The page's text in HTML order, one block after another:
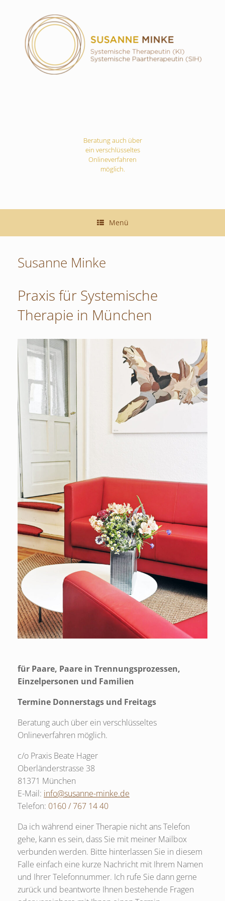
Beratung auch über
ein verschlüsseltes
Onlineverfahren
möglich.
Menü
Susanne Minke
Praxis für Systemische
Therapie in München
für Paare, Paare in Trennungsprozessen,
Einzelpersonen und Familien
Termine Donnerstags und Freitags
Beratung auch über ein verschlüsseltes
Onlineverfahren möglich.
c/o Praxis Beate Hager
Oberländerstrasse 38
81371 München
E-Mail: info@susanne-minke.de
Telefon: 0160 / 767 14 40
Da ich während einer Therapie nicht ans Telefon
gehe, kann es sein, dass Sie mit meiner Mailbox
verbunden werden. Bitte hinterlassen Sie in diesem
Falle einfach eine kurze Nachricht mit Ihrem Namen
und Ihrer Telefonnummer. Ich rufe Sie dann gerne
zurück und beantworte Ihnen bestehende Fragen